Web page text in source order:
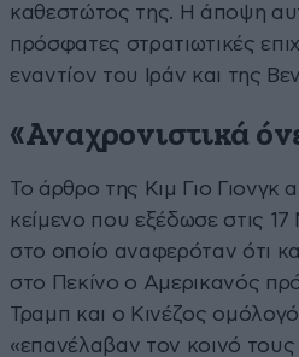
καθεστώτος της. Η άποψη
πρόσφατες στρατιωτικές
εναντίον του Ιράν και της
«Αναχρονιστικά
Το άρθρο της Κιμ Γιο Γιονγκ
κείμενο που εξέδωσε στις
στο οποίο αναφερόταν ότι
στο Πεκίνο ο Αμερικανός
Τραμπ και ο Κινέζος
«επανέλαβαν τον κοινό τους